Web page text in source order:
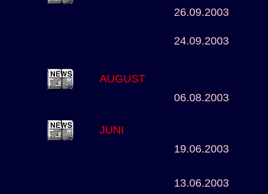
26.09.2003
24.09.2003
AUGUST
06.08.2003
JUNI
19.06.2003
13.06.2003